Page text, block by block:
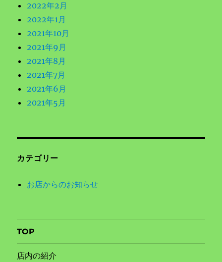
2022年2月
2022年1月
2021年10月
2021年9月
2021年8月
2021年7月
2021年6月
2021年5月
カテゴリー
お店からのお知らせ
TOP
店内の紹介